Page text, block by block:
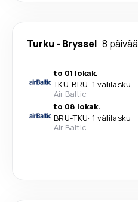
Turku - Bryssel 8 päivää
to 01 lokak.
TKU-BRU· 1 välilasku
Air Baltic
to 08 lokak.
BRU-TKU· 1 välilasku
Air Baltic